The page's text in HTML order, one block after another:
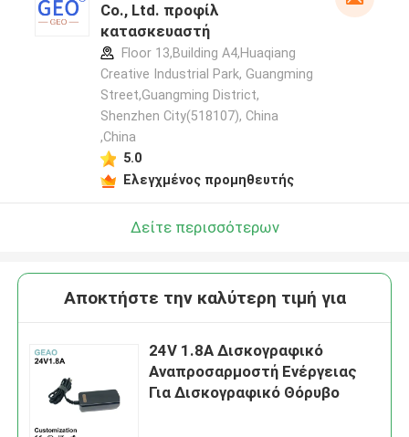
Co., Ltd. προφίλ
κατασκευαστή
Floor 13,Building A4,Huaqiang
Creative Industrial Park, Guangming
Street,Guangming District,
Shenzhen City(518107), China
,China
5.0
Ελεγχμένος προμηθευτής
Δείτε περισσότερων
Αποκτήστε την καλύτερη τιμή για
24V 1.8A Δισκογραφικό
Αναπροσαρμοστή Ενέργειας
Για Δισκογραφικό Θόρυβο